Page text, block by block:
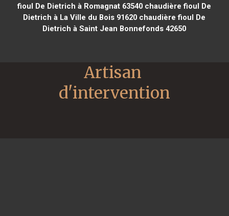
fioul De Dietrich à Romagnat 63540 chaudière fioul De
Dietrich à La Ville du Bois 91620 chaudière fioul De
Dietrich à Saint Jean Bonnefonds 42650
Artisan
d'intervention